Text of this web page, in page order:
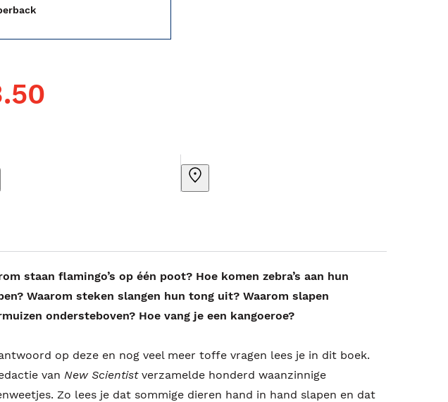
staan flamingo’s op één poot? Hoe komen zebra’s aan hun
Waarom steken slangen hun tong uit? Waarom slapen
ondersteboven? Hoe vang je een kangoeroe?
op deze en nog veel meer toffe vragen lees je in dit boek.
van New Scientistverzamelde honderd waanzinnige
Zo lees je dat sommige dieren hand in hand slapen en dat